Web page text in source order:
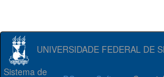
UNIVERSIDADE FEDERAL DE
Sistema de